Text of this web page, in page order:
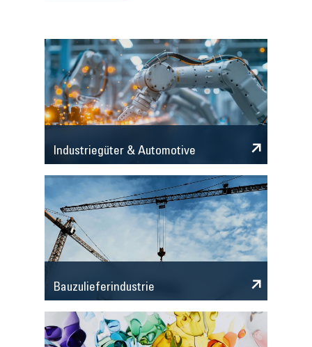
Industriegüter & Automotive
Bauzulieferindustrie